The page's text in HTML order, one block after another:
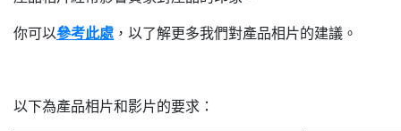
你可以參考此處 ，以了解更多我們對產品相片的建議。
以下為產品相片和影片的要求：